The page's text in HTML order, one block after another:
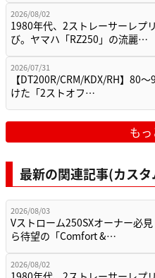
2026/08/02
1980年代、2ストレーサーレプ
び。ヤマハ「RZ250」の流麗…
2026/07/31
【DT200R/CRM/KDX/RH】80
けた「2ストオフ…
も
最新の関連記事(カス
2026/08/03
Vストローム250SXオーナー必
ら待望の「Comfort &…
2026/08/02